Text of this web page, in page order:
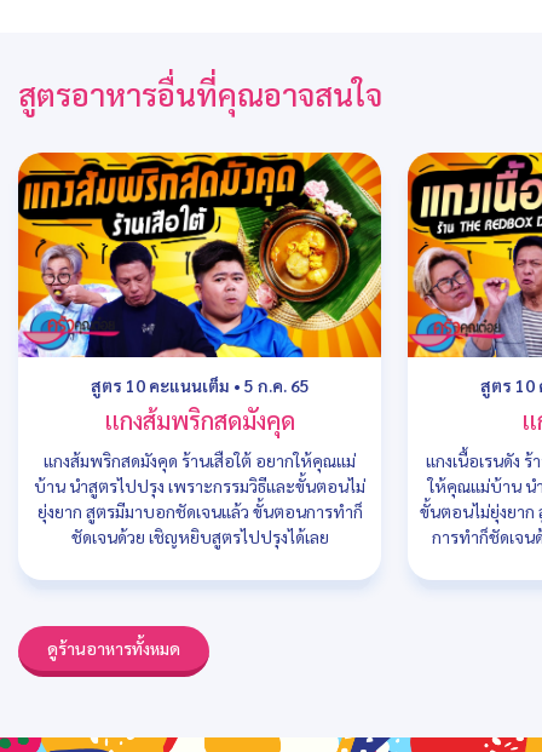
สูตรอาหารอื่นที่คุณอาจสนใจ
สูตร 10 คะแนนเต็ม • 5 ก.ค. 65
แกงส้มพริกสดมังคุด
แกงส้มพริกสดมังคุด ร้านเสือใต้ อยากให้คุณแม่
บ้าน นำสูตรไปปรุง เพราะกรรมวิธีและขั้นตอนไม่
ยุ่งยาก สูตรมีมาบอกชัดเจนแล้ว ขั้นตอนการทำก็
ชัดเจนด้วย เชิญหยิบสูตรไปปรุงได้เลย
สูตร 10
แ
แกงเนื้อเรนดัง
ให้คุณแม่บ้าน น
ขั้นตอนไม่ยุ่งยาก
การทำก็ชัดเจน
ดูร้านอาหารทั้งหมด